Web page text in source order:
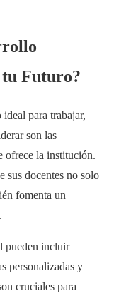
Futuro?
para trabajar,
son las
ofrece la institución.
sus docentes no solo
fomenta un
pueden incluir
personalizadas y
cruciales para